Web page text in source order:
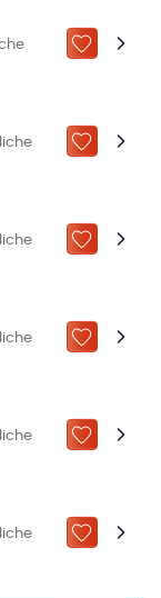
ZU „MEINE
ZU „MEINE
ZU „MEINE
ZU „MEINE
ZU „MEINE
ZU „MEINE